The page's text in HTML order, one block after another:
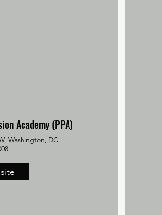
Academy (PPA)
Washington, DC